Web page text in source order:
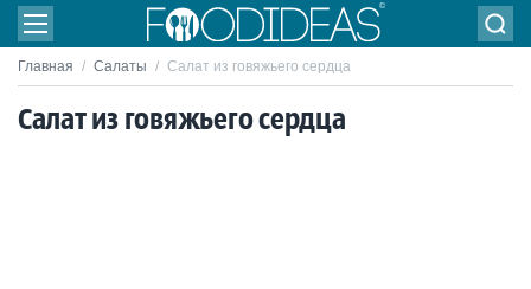
Главная / Салаты / Салат из говяжьего сердца
Салат из говяжьего сердца